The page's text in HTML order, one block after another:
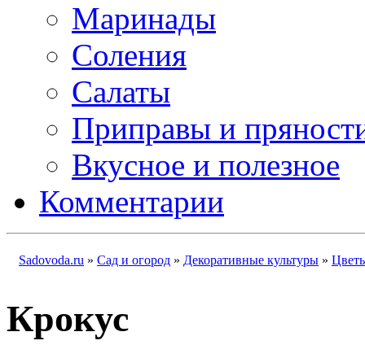
Маринады
Соления
Салаты
Приправы и
Вкусное и полезное
Комментарии
Sadovoda.ru » Сад и огород » Декоративные культуры »
Крокус